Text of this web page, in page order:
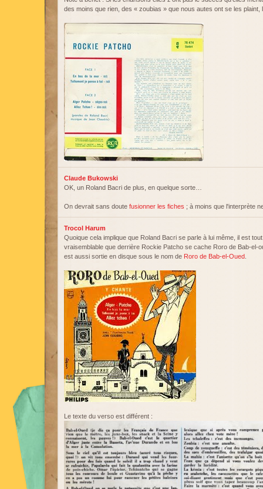
des moins que rien, des « zoubias » que nous autes ont se les plaint,
Claude Bukowski
OK, un Roland Bacri de plus, en quelque sorte…
On devrait sans doute fusionner les fiches ; à moins que l'interprète
Trocol Harum
Quoique cela implique que Roland Bacri se parle à lui même, il est
vraisemblable que derrière Rockie Patcho se cache Roro de Bab-el-
est aussi sortie en disque sous le nom de Roro de Bab-el-Oued
Le texte du verso est différent :